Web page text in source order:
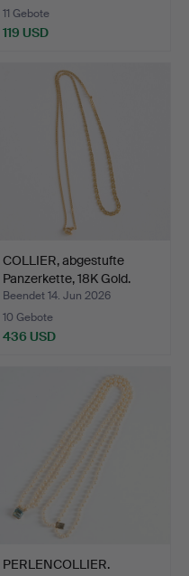
11 Gebote
119 USD
COLLIER, abgestufte
Panzerkette, 18K Gold.
Beendet 14. Jun 2026
10 Gebote
436 USD
PERLENCOLLIER.